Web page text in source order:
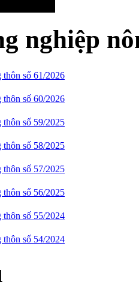
nghiệp
số 61/2026
số 60/2026
số 59/2025
số 58/2025
số 57/2025
số 56/2025
số 55/2024
số 54/2024